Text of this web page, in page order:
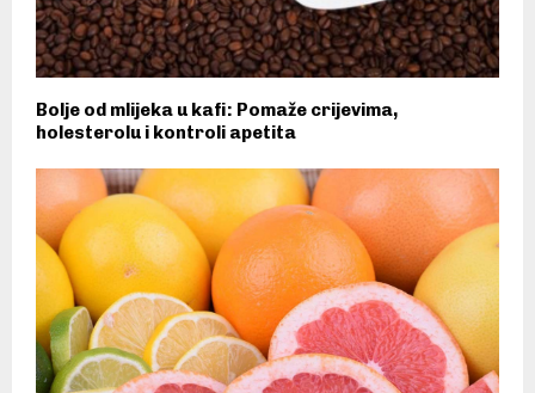
Bolje od mlijeka u kafi: Pomaže crijevima,
holesterolu i kontroli apetita